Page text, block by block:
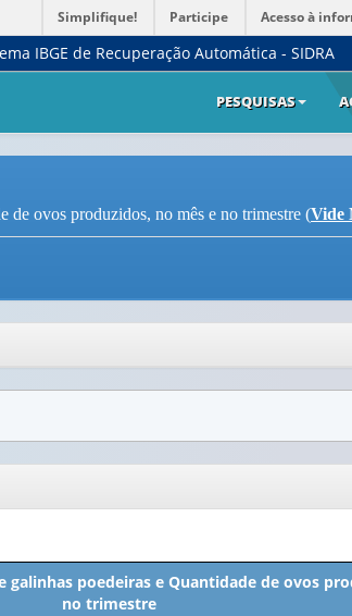
Simplifique! Participe Acesso à
IBGE de Recuperação Automática - SIDRA
PESQUISAS
de ovos produzidos, no mês e no trimestre (Vide
poedeiras e Quantidade de ovos
no trimestre